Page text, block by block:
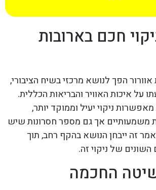
חכם בארובות
אוורור הפך לנושא מרכזי בשיח הציבורי,
איכות האוויר והבריאות הכללית.
ניקוי יעיל וממוקד יותר,
משמעותיים אך גם מספר חסרונות שיש
זה ייבחן הנושא בהקף רחב, תוך
של ניקוי זה.
החכמה